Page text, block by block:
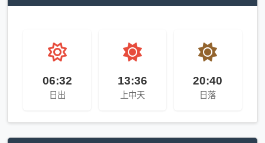
06:32
日出
13:36
上中天
20:40
日落